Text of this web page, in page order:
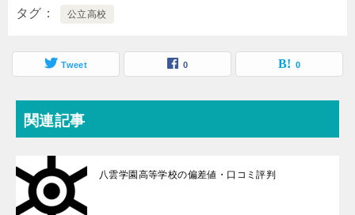
タグ 公立高校
Tweet 0 0
関連記事
八雲学園高等学校の偏差値・口コミ評判